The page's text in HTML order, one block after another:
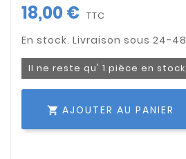
18,00 € TTC
Il ne reste qu' 1 pièce en
 AJOUTER AU PANIER